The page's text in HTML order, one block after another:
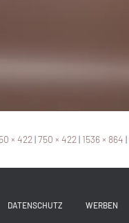
× 422|750 × 422| 1536 × 864 |
DATENSCHUTZ WERBEN